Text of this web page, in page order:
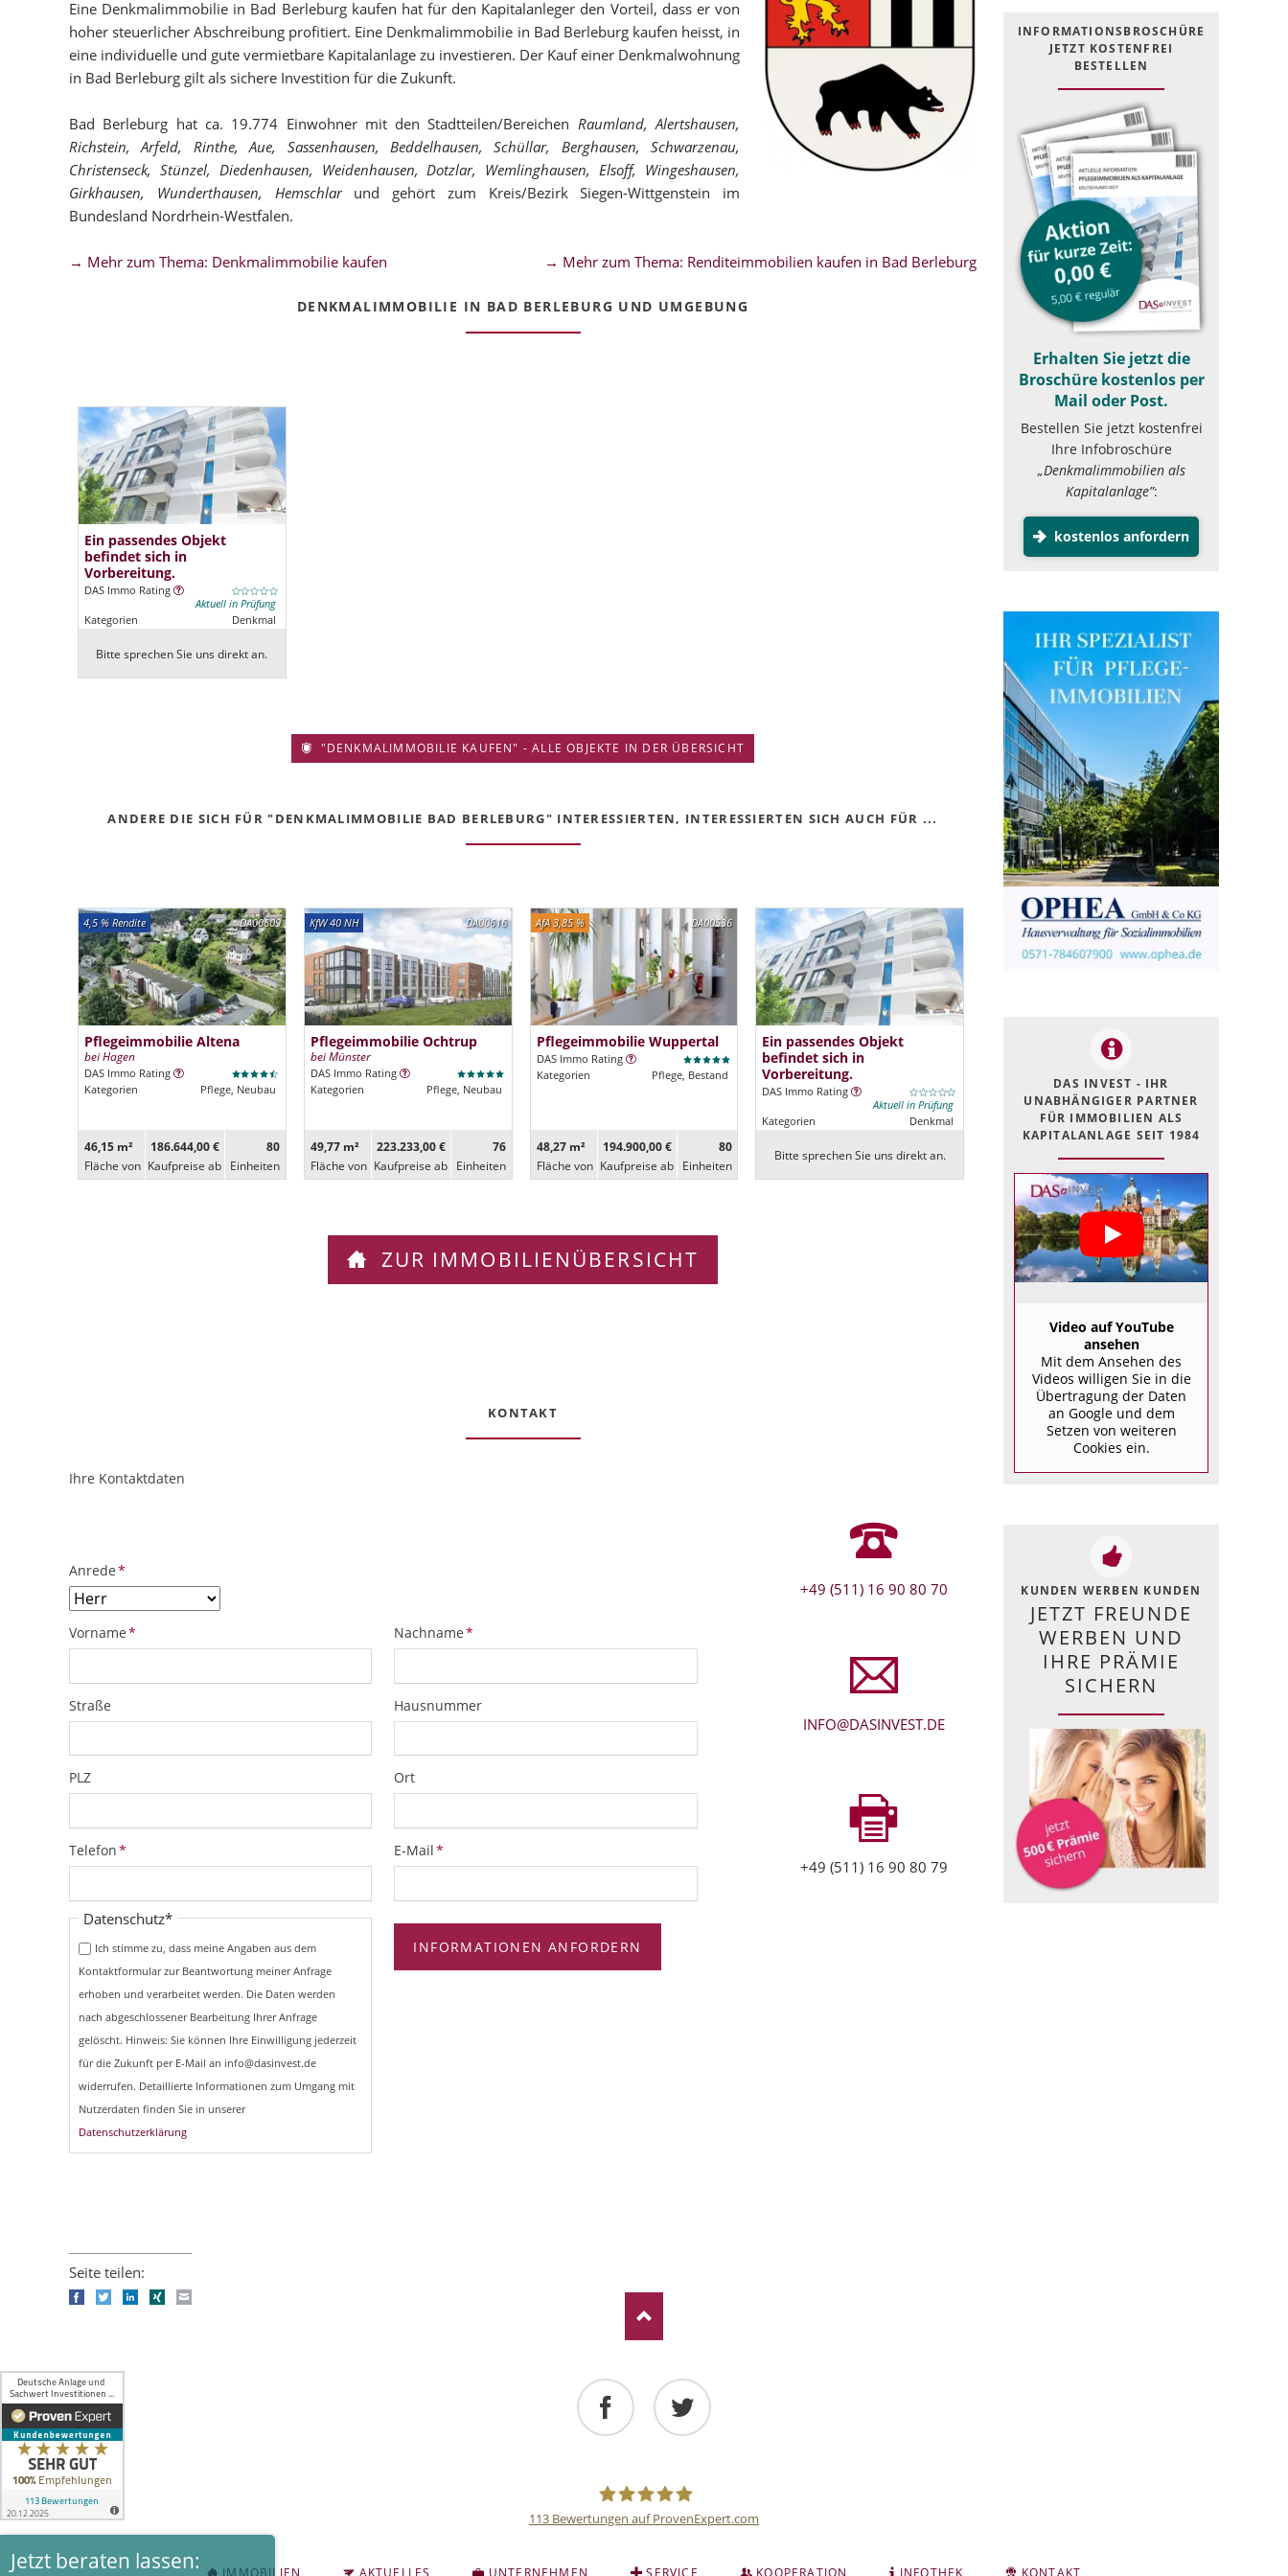
Jetzt beraten lassen:
Eine Denkmalimmobilie in Bad Berleburg kaufen hat für den Kapitalanleger den Vorteil, dass er von
hoher steuerlicher Abschreibung profitiert. Eine Denkmalimmobilie in Bad Berleburg kaufen heisst, in
eine individuelle und gute vermietbare Kapitalanlage zu investieren. Der Kauf einer Denkmalwohnung
in Bad Berleburg gilt als sichere Investition für die Zukunft.
Bad Berleburg hat ca. 19.774 Einwohner mit den Stadtteilen/Bereichen Raumland, Alertshausen,
Richstein, Arfeld, Rinthe, Aue, Sassenhausen, Beddelhausen, Schüllar, Berghausen, Schwarzenau,
Christenseck, Stünzel, Diedenhausen, Weidenhausen, Dotzlar, Wemlinghausen, Elsoff, Wingeshausen,
Girkhausen, Wunderthausen, Hemschlarund gehört zum Kreis/Bezirk Siegen-Wittgenstein im
Bundesland Nordrhein-Westfalen.
→ Mehr zum Thema: Denkmalimmobilie kaufen → Mehr zum Thema: Renditeimmobilien kaufen in Bad Berleburg
DENKMALIMMOBILIE IN BAD BERLEBURG UND UMGEBUNG
Ein passendes Objekt
befindet sich in
Vorbereitung.
DAS Immo Rating
Aktuell in Prüfung
Kategorien
Denkmal
Bitte sprechen Sie uns direkt an.
"DENKMALIMMOBILIE KAUFEN" - ALLE OBJEKTE IN DER ÜBERSICHT
ANDERE DIE SICH FÜR "DENKMALIMMOBILIE BAD BERLEBURG" INTERESSIERTEN, INTERESSIERTEN SICH AUCH FÜR ...
DA00609
4,5 % Rendite
Pflegeimmobilie Altena
bei Hagen
DAS Immo Rating
Kategorien
Pflege, Neubau
46,15 m²
Fläche von
186.644,00 €
Kaufpreise ab
80
Ein­heiten
DA00616
KfW 40 NH
Pflegeimmobilie Ochtrup
bei Münster
DAS Immo Rating
Kategorien
Pflege, Neubau
49,77 m²
Fläche von
223.233,00 €
Kaufpreise ab
76
Ein­heiten
DA00536
AfA 3,85 %
Pflegeimmobilie Wuppertal
DAS Immo Rating
Kategorien
Pflege, Bestand
48,27 m²
Fläche von
194.900,00 €
Kaufpreise ab
80
Ein­heiten
Ein passendes Objekt
befindet sich in
Vorbereitung.
DAS Immo Rating
Aktuell in Prüfung
Kategorien
Denkmal
Bitte sprechen Sie uns direkt an.
ZUR IMMOBILIENÜBERSICHT
KONTAKT
ObjektPlatzhalter
URL
Ihre Kontaktdaten
Pflichtfeld
Anrede*
Pflichtfeld
Vorname* Pflichtfeld
Nachname*
Straße Hausnummer
PLZ Ort
Pflichtfeld
Telefon* Pflichtfeld
E-Mail*
Pflichtfeld
Datenschutz*
Ich stimme zu, dass meine Angaben aus dem
Kontaktformular zur Beantwortung meiner Anfrage
erhoben und verarbeitet werden. Die Daten werden
nach abgeschlossener Bearbeitung Ihrer Anfrage
gelöscht. Hinweis: Sie können Ihre Einwilligung jederzeit
für die Zukunft per E-Mail an info@dasinvest.de
widerrufen. Detaillierte Informationen zum Umgang mit
Nutzerdaten finden Sie in unserer
Datenschutzerklärung
INFORMATIONEN ANFORDERN
+49 (511) 16 90 80 70
INFO@DASINVEST.DE
+49 (511) 16 90 80 79
INFOR­MATIONS­BROSCHÜRE
JETZT KOSTEN­FREI
BESTELLEN
Erhalten Sie jetzt die
Broschüre kostenlos per
Mail oder Post.
Bestellen Sie jetzt kostenfrei
Ihre Infobroschüre
„Denkmalimmobilien als
Kapitalanlage”:
kostenlos anfordern
DAS INVEST - IHR
UNABHÄNGIGER PARTNER
FÜR IMMOBILIEN ALS
KAPITALANLAGE SEIT 1984
Video auf YouTube
ansehen
Mit dem Ansehen des
Videos willigen Sie in die
Übertragung der Daten
an Google und dem
Setzen von weiteren
Cookies ein.
KUNDEN WERBEN KUNDEN
JETZT FREUNDE
WERBEN UND
IHRE PRÄMIE
SICHERN
Seite teilen:
FacebookTwitterLinkedIn
Xing
113 Bewertungen auf ProvenExpert.com
NAVIGATION
IMMOBILIEN AKTUELLES UNTERNEHMEN SERVICE KOOPERATION INFOTHEK KONTAKT